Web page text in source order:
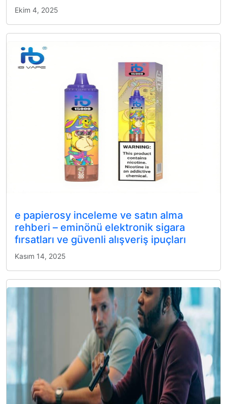
Ekim 4, 2025
e papierosy inceleme ve satın alma
rehberi – eminönü elektronik sigara
fırsatları ve güvenli alışveriş ipuçları
Kasım 14, 2025